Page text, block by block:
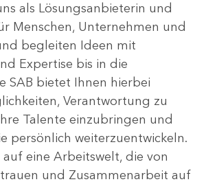
als Lösungsanbieterin und
Menschen, Unternehmen und
begleiten Ideen mit
Expertise bis in die
SAB bietet Ihnen hierbei
Verantwortung zu
Talente einzubringen und
persönlich weiterzuentwickeln.
auf eine Arbeitswelt, die von
und Zusammenarbeit auf